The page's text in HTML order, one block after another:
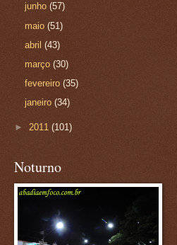
junho(57)
maio(51)
abril(43)
março(30)
fevereiro(35)
janeiro(34)
► 2011 (101)
Noturno